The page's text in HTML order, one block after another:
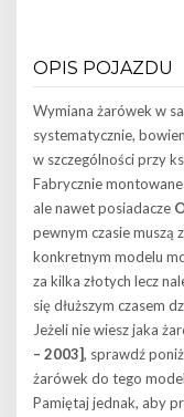
OPIS POJAZDU
Wymiana żarówek w
systematycznie,
w szczególności przy
Fabrycznie
ale nawet posiadacze
pewnym czasie muszą
konkretnym modelu
za kilka złotych lecz
się dłuższym czasem
Jeżeli nie wiesz jaka
– 2003], sprawdź
żarówek do tego
Pamiętaj jednak, aby